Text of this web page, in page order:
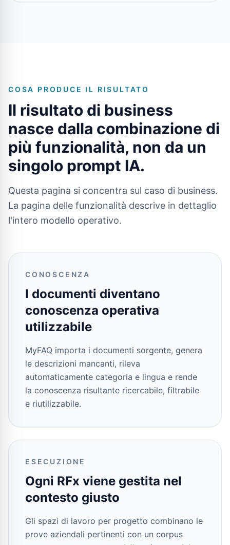
COSA PRODUCE IL RISULTATO
Il risultato di business
nasce dalla combinazione di
più funzionalità, non da un
singolo prompt IA.
Questa pagina si concentra sul caso di business.
La pagina delle funzionalità descrive in dettaglio
l'intero modello operativo.
CONOSCENZA
I documenti diventano
conoscenza operativa
utilizzabile
MyFAQ importa i documenti sorgente, genera
le descrizioni mancanti, rileva
automaticamente categoria e lingua e rende
la conoscenza risultante ricercabile, filtrabile
e riutilizzabile.
ESECUZIONE
Ogni RFx viene gestita nel
contesto giusto
Gli spazi di lavoro per progetto combinano le
prove aziendali pertinenti con un corpus